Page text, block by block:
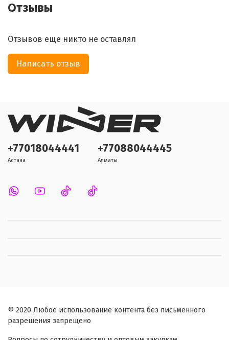
Отзывы
Отзывов еще никто не оставлял
Написать отзыв
+77018044441
Астана
+77088044445
Алматы
© 2020 Любое использование контента без письменного
разрешения запрещено